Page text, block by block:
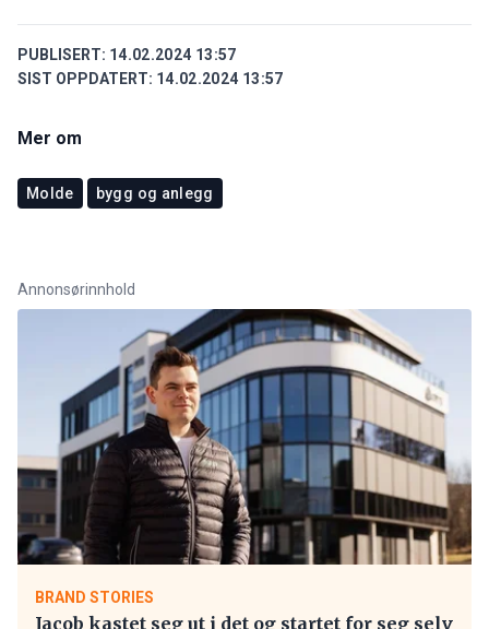
PUBLISERT: 14.02.2024 13:57
SIST OPPDATERT: 14.02.2024 13:57
Mer om
Molde bygg og anlegg
Annonsørinnhold
BRAND STORIES
Jacob kastet seg ut i det og startet for seg selv